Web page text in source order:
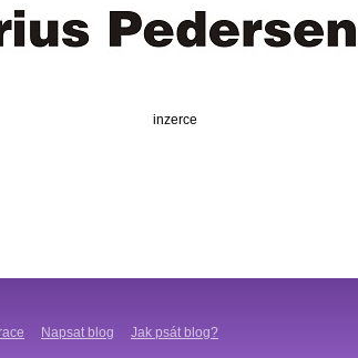
inzerce
Napsat blog Jak psát blog?